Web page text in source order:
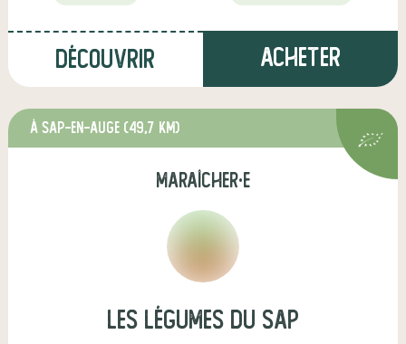
Découvrir Acheter
à Sap-en-Auge (49,7 km)
maraîcher·e
Les Légumes du Sap